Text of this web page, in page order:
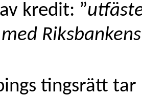
kredit: ”
tingsrätt